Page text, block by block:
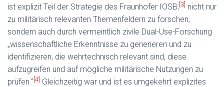
ist explizit Teil der Strategie des Fraunhofer IOSB, [3] nicht nur
zu militärisch relevanten Themenfeldern zu forschen,
sondern auch durch vermeintlich zivile Dual-Use-Forschung
„wissenschaftliche Erkenntnisse zu generieren und zu
identifizieren, die wehrtechnisch relevant sind, diese
aufzugreifen und auf mögliche militärische Nutzungen zu
prüfen.“ [4] Gleichzeitig war und ist es umgekehrt explizites